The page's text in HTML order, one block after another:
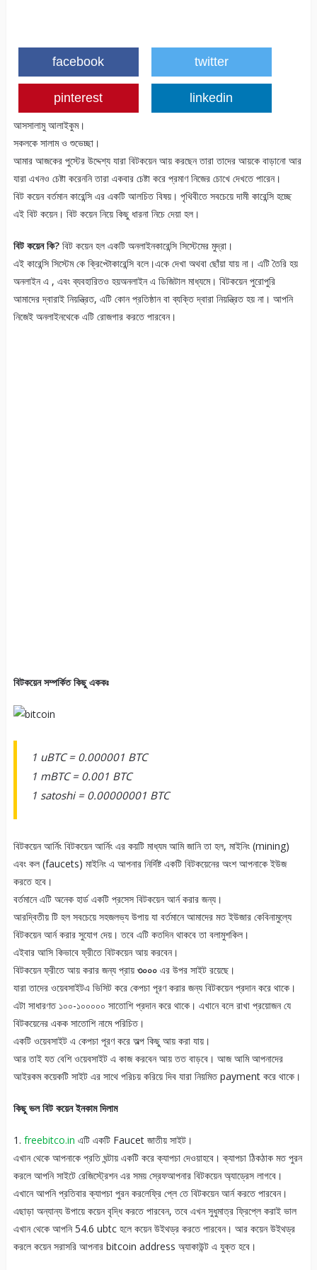
facebook twitter
pinterest linkedin
আসসালামু আলাইকুম।
সকলকে সালাম ও শুভেচ্ছা।
আমার আজকের পুস্টের উদ্দেশ্য যারা বিটকয়েন আয় করছেন তারা তাদের আয়কে বাড়ানো আর
যারা এখনও চেষ্টা করেননি তারা একবার চেষ্টা করে প্রমাণ নিজের চোখে দেখতে পারেন।
বিট কয়েন বর্তমান কারেন্সি এর একটি আলচিত বিষয়। পৃথিবীতে সবচেয়ে দামী কারেন্সি হচ্ছে
এই বিট কয়েন। বিট কয়েন নিয়ে কিছু ধারনা নিচে দেয়া হল।
বিট কয়েন কি?বিট কয়েন হল একটি অনলাইনকারেন্সি সিস্টেমের মুদ্রা।
এই কারেন্সি সিস্টেম কে ক্রিপ্টোকারেন্সি বলে।একে দেখা অথবা ছোঁয়া যায় না। এটি তৈরি হয়
অনলাইন এ , এবং ব্যবহারিতও হয়অনলাইন এ ডিজিটাল মাধ্যমে। বিটকয়েন পুরোপুরি
আমাদের দ্বারাই নিয়ন্ত্রিত, এটি কোন প্রতিষ্ঠান বা ব্যক্তি দ্বারা নিয়ন্ত্রিত হয় না। আপনি
নিজেই অনলাইনথেকে এটি রোজগার করতে পারবেন।
বিটকয়েন সম্পর্কিত কিছু এককঃ
1 uBTC = 0.000001 BTC
1 mBTC = 0.001 BTC
1 satoshi = 0.00000001 BTC
বিটকয়েন আর্নিং বিটকয়েন আর্নিং এর কয়টি মাধ্যম আমি জানি তা হল, মাইনিং (mining)
এবং কল (faucets) মাইনিং এ আপনার নির্দিষ্ট একটি বিটকয়েনের অংশ আপনাকে ইউজ
করতে হবে।
বর্তমানে এটি অনেক হার্ড একটি প্রসেস বিটকয়েন আর্ন করার জন্য।
আরদ্বিতীয় টি হল সবচেয়ে সহজলভ্য উপায় যা বর্তমানে আমাদের মত ইউজার কেবিনামুল্যে
বিটকয়েন আর্ন করার সুযোগ দেয়। তবে এটি কতদিন থাকবে তা বলামুশকিল।
এইবার আসি কিভাবে ফ্রীতে বিটকয়েন আয় করবেন।
বিটকয়েন ফ্রীতে আয় করার জন্য প্রায় ৩০০০এর উপর সাইট রয়েছে।
যারা তাদের ওয়েবসাইটএ ভিসিট করে কেপচা পূরণ করার জন্য বিটকয়েন প্রদান করে থাকে।
এটা সাধারণত ১০০-১০০০০০ সাতোশি প্রদান করে থাকে। এখানে বলে রাখা প্রয়োজন যে
বিটকয়েনের একক সাতোশি নামে পরিচিত।
একটি ওয়েবসাইট এ কেপচা পূরণ করে অল্প কিছু আয় করা যায়।
আর তাই যত বেশি ওয়েবসাইট এ কাজ করবেন আয় তত বাড়বে। আজ আমি আপনাদের
আইরকম কয়েকটি সাইট এর সাথে পরিচয় করিয়ে দিব যারা নিয়মিত payment করে থাকে।
কিছু ভল বিট কয়েন ইনকাম দিলাম
1. freebitco.in এটি একটি Faucet জাতীয় সাইট।
এখান থেকে আপনাকে প্রতি ঘন্টায় একটি করে ক্যাপচা দেওয়াহবে। ক্যাপচা ঠিকঠাক মত পুরন
করলে আপনি সাইটে রেজিস্ট্রেশন এর সময় স্রেফআপনার বিটকয়েন অ্যাড্রেস লাগবে।
এখানে আপনি প্রতিবার ক্যাপচা পুরন করলেফ্রি প্লে তে বিটকয়েন আর্ন করতে পারবেন।
এছাড়া অন্যান্য উপায়ে কয়েন বৃদ্ধি করতে পারবেন, তবে এখন সুধুমাত্র ফ্রিপ্লে করাই ভাল
এখান থেকে আপনি 54.6 ubtc হলে কয়েন উইথড্র করতে পারবেন। আর কয়েন উইথড্র
করলে কয়েন সরাসরি আপনার bitcoin address অ্যাকাউন্ট এ যুক্ত হবে।